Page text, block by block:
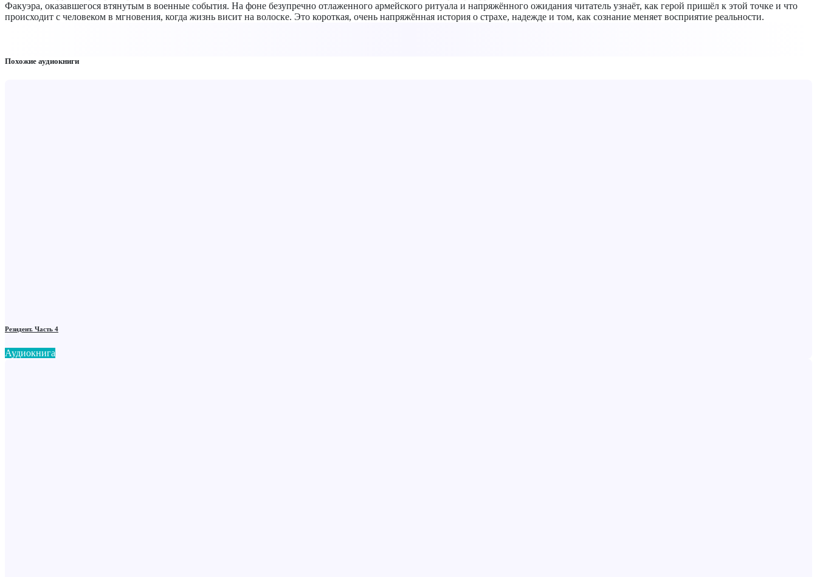
Факуэра, оказавшегося втянутым в военные события. На фоне безупречно отлаженного армейского ритуала и напряжённого ожидания читатель узнаёт, как герой пришёл к этой точке и что
происходит с человеком в мгновения, когда жизнь висит на волоске. Это короткая, очень напряжённая история о страхе, надежде и том, как сознание меняет восприятие реальности.
Похожие аудиокниги
Резидент. Часть 4
Аудиокнига